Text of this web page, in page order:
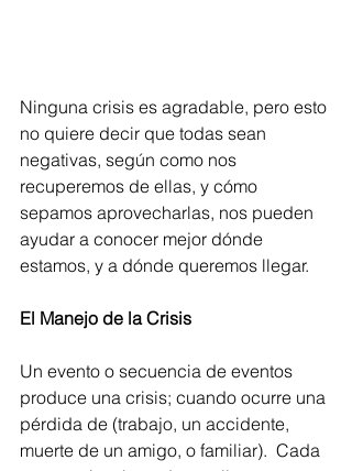
Ninguna crisis es agradable, pero esto
no quiere decir que todas sean
negativas, según como nos
recuperemos de ellas, y cómo
sepamos aprovecharlas, nos pueden
ayudar a conocer mejor dónde
estamos, y a dónde queremos llegar.
El Manejo de la Crisis
Un evento o secuencia de eventos
produce una crisis; cuando ocurre una
pérdida de (trabajo, un accidente,
muerte de un amigo, o familiar).  Cada